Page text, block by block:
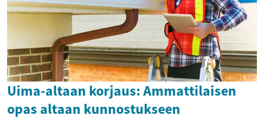
Uima-altaan korjaus: Ammattilaisen
opas altaan kunnostukseen